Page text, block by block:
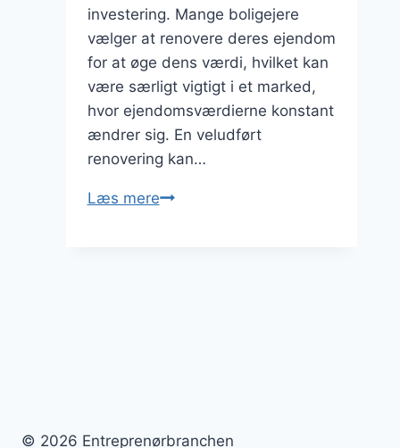
investering. Mange boligejere
vælger at renovere deres ejendom
for at øge dens værdi, hvilket kan
være særligt vigtigt i et marked,
hvor ejendomsværdierne konstant
ændrer sig. En veludført
renovering kan…
Læs mereBoligrenovering
© 2026 Entreprenørbranchen